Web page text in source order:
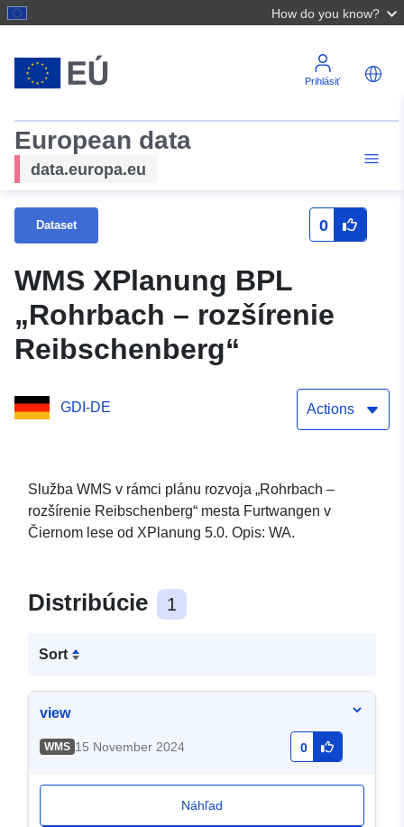
How do you know?
Prihlásiť
European data
data.europa.eu
Dataset 0
WMS XPlanung BPL
„Rohrbach – rozšírenie
Reibschenberg“
GDI-DE Actions
Služba WMS v rámci plánu rozvoja „Rohrbach –
rozšírenie Reibschenberg“ mesta Furtwangen v
Čiernom lese od XPlanung 5.0. Opis: WA.
Distribúcie 1
Sort
view
WMS 15 November 2024 0
Náhľad